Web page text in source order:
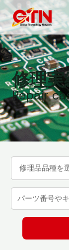
内
容
を
ス
キ
ッ
プ 修理実
Repair